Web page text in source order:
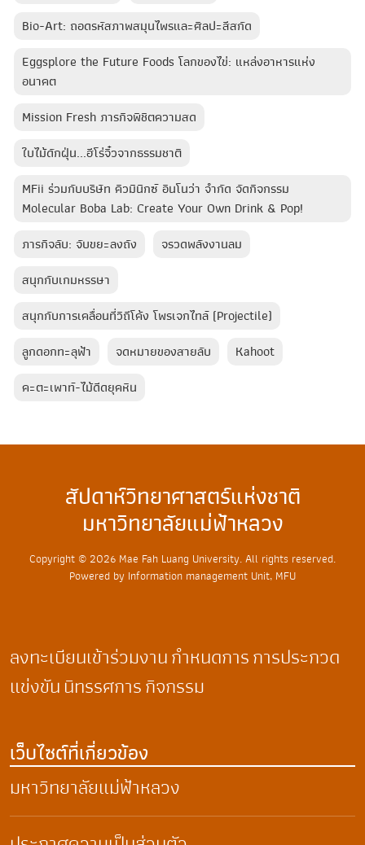
Bio-Art: ถอดรหัสภาพสมุนไพรและศิลปะสีสกัด
Eggsplore the Future Foods โลกของไข่: แหล่งอาหารแห่ง
อนาคต
Mission Fresh ภารกิจพิชิตความสด
ใบไม้ดักฝุ่น...ฮีโร่จิ๋วจากธรรมชาติ
MFii ร่วมกับบริษัท คิวมินิกซ์ อินโนว่า จำกัด จัดกิจกรรม
Molecular Boba Lab: Create Your Own Drink & Pop!
ภารกิจลับ: จับขยะลงถัง
จรวดพลังงานลม
สนุกกับเกมหรรษา
สนุกกับการเคลื่อนที่วิถีโค้ง โพรเจกไทล์ (Projectile)
ลูกดอกทะลุฟ้า​
จดหมายของสายลับ
Kahoot
คะตะเพาท์-ไม้ดีดยุคหิน
สัปดาห์วิทยาศาสตร์แห่งชาติ
มหาวิทยาลัยแม่ฟ้าหลวง
Copyright © 2026 Mae Fah Luang University. All rights reserved.
Powered by Information management Unit, MFU
ลงทะเบียนเข้าร่วมงานกำหนดการการประกวด
แข่งขันนิทรรศการกิจกรรม
เว็บไซต์ที่เกี่ยวข้อง
มหาวิทยาลัยแม่ฟ้าหลวง